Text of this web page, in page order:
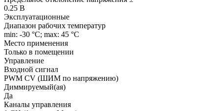
0.25 В
Эксплуатационные
Диапазон рабочих температур
min: -30 °C; max: 45 °C
Место применения
Только в помещении
Управление
Входной сигнал
PWM СV (ШИМ по напряжению)
Диммируемый(ая)
Да
Каналы управления